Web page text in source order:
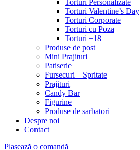
Torturi Personalizate
Torturi Valentine’s Day
Torturi Corporate
Torturi cu Poza
Torturi +18
Produse de post
Mini Prajituri
Patiserie
Fursecuri – Spritate
Prajituri
Candy Bar
Figurine
Produse de sarbatori
Despre noi
Contact
Plasează o comandă